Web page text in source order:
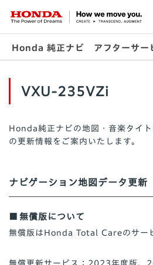
Honda 純正ナビ アフターサー
VXU-235VZi
Honda純正ナビの地図・音楽タイ
の更新情報をご案内いたします。
ナビゲーション地図データ更新
無償版について
無償版はHonda Total Careのサー
無償更新サービス：2023年度版、